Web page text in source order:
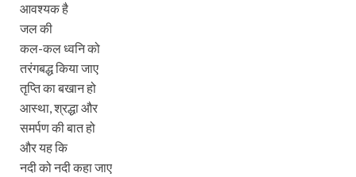
आवश्यक है
जल की
कल-कल ध्वनि को
तरंगबद्ध किया जाए
तृप्ति का बखान हो
आस्था, श्रद्धा और
समर्पण की बात हो
और यह कि
नदी को नदी कहा जाए